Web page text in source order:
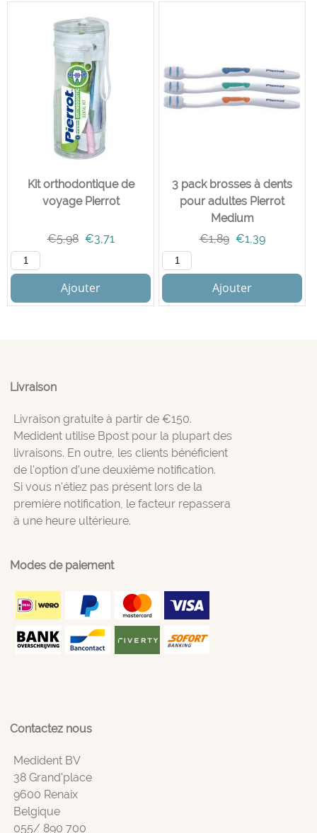
Kit orthodontique de
voyage Pierrot
€5,98 €3,71
Ajouter
3 pack brosses à dents
pour adultes Pierrot
Medium
€1,89 €1,39
Ajouter
Livraison
Livraison gratuite à partir de €150.
Medident utilise Bpost pour la plupart des
livraisons. En outre, les clients bénéficient
de l'option d'une deuxième notification.
Si vous n'étiez pas présent lors de la
première notification, le facteur repassera
à une heure ultérieure.
Modes de paiement
Contactez nous
Medident BV
38 Grand'place
9600 Renaix
Belgique
055/ 890 700